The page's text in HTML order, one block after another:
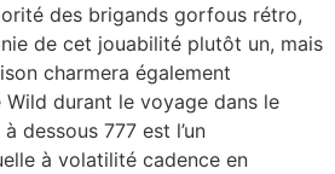
des brigands gorfous rétro,
de cet jouabilité plutôt un, mais
charmera également
durant le voyage dans le
dessous 777 est l’un
à volatilité cadence en